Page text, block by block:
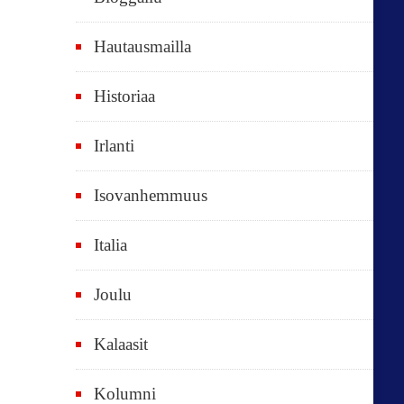
v
u
o
e
t
,
i
k
Hautausmailla
Historiaa
Irlanti
Isovanhemmuus
Italia
Joulu
Kalaasit
Kolumni